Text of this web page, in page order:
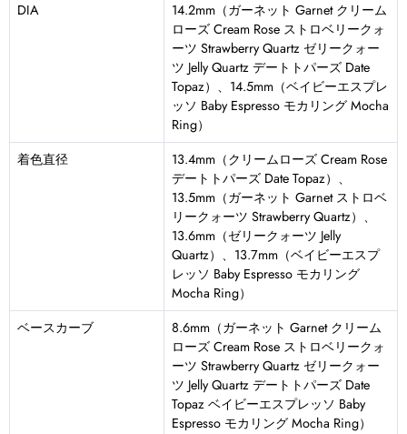
DIA
14.2mm（ガーネット Garnet クリーム
ローズ Cream Rose ストロベリークォ
ーツ Strawberry Quartz ゼリークォー
ツ Jelly Quartz デートトパーズ Date
Topaz）、14.5mm（ベイビーエスプレ
ッソ Baby Espresso モカリング Mocha
Ring）
着色直径
13.4mm（クリームローズ Cream Rose
デートトパーズ Date Topaz）、
13.5mm（ガーネット Garnet ストロベ
リークォーツ Strawberry Quartz）、
13.6mm（ゼリークォーツ Jelly
Quartz）、13.7mm（ベイビーエスプ
レッソ Baby Espresso モカリング
Mocha Ring）
ベースカーブ
8.6mm（ガーネット Garnet クリーム
ローズ Cream Rose ストロベリークォ
ーツ Strawberry Quartz ゼリークォー
ツ Jelly Quartz デートトパーズ Date
Topaz ベイビーエスプレッソ Baby
Espresso モカリング Mocha Ring）